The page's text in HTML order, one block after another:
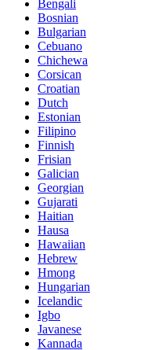
Bengali
Bosnian
Bulgarian
Cebuano
Chichewa
Corsican
Croatian
Dutch
Estonian
Filipino
Finnish
Frisian
Galician
Georgian
Gujarati
Haitian
Hausa
Hawaiian
Hebrew
Hmong
Hungarian
Icelandic
Igbo
Javanese
Kannada